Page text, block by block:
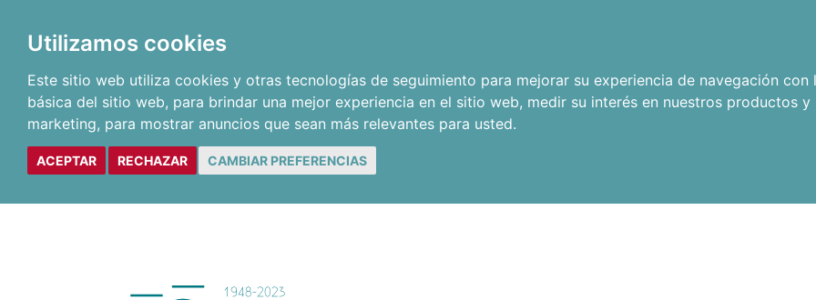
Utilizamos cookies
Este sitio web utiliza cookies y otras tecnologías de seguimiento para mejorar su experiencia de navegación
básica del sitio web, para brindar una mejor experiencia en el sitio web, medir su interés en nuestros productos
marketing, para mostrar anuncios que sean más relevantes para usted.
ACEPTAR RECHAZAR CAMBIAR PREFERENCIAS